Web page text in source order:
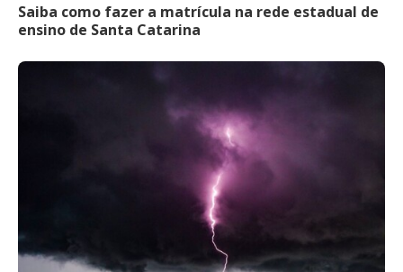
Saiba como fazer a matrícula na rede estadual de
ensino de Santa Catarina